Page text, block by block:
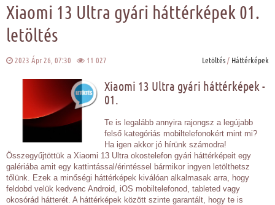
Xiaomi 13 Ultra gyári háttérképek 01.
letöltés
2023 Ápr 26, 07:30 11 027 Letöltés/ Háttérképek
Xiaomi 13 Ultra gyári háttérképek -
01.
Te is legalább annyira rajongsz a legújabb
felső kategóriás mobiltelefonokért mint mi?
Ha igen akkor jó hírünk számodra!
Összegyűjtöttük a Xiaomi 13 Ultra okostelefon gyári háttérképeit egy
galériába amit egy kattintással/érintéssel bármikor ingyen letölthetsz
tőlünk. Ezek a minőségi háttérképek kiválóan alkalmasak arra, hogy
feldobd velük kedvenc Android, iOS mobiltelefonod, tableted vagy
okosórád hátterét. A háttérképek között szinte garantált, hogy te is